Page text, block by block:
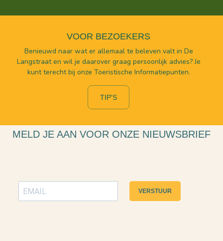
VOOR BEZOEKERS
Benieuwd naar wat er allemaal te beleven valt in De
Langstraat en wil je daarover graag persoonlijk advies? Je
kunt terecht bij onze Toeristische Informatiepunten.
TIP'S
MELD JE AAN VOOR ONZE NIEUWSBRIEF
VERSTUUR